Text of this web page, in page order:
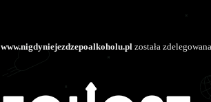
www.nigdyniejezdzepoalkoholu.pl została